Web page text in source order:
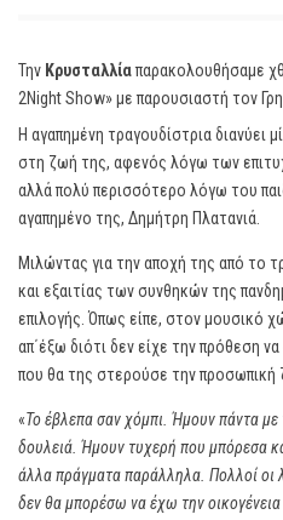
Την Κρυσταλλίαπαρακολουθήσαμε
2Night Show» με παρουσιαστή τον
Η αγαπημένη τραγουδίστρια διανύει
στη ζωή της, αφενός λόγω των
αλλά πολύ περισσότερο λόγω του
αγαπημένο της, Δημήτρη Πλατανιά.
Μιλώντας για την αποχή της από το
και εξαιτίας των συνθηκών της
επιλογής. Όπως είπε, στον μουσικό
απ΄έξω διότι δεν είχε την πρόθεση
που θα της στερούσε την προσωπική
«Το έβλεπα σαν χόμπι. Ήμουν πάντα
δουλειά. Ήμουν τυχερή που μπόρεσα
άλλα πράγματα παράλληλα. Πολλοί οι
δεν θα μπορέσω να έχω την